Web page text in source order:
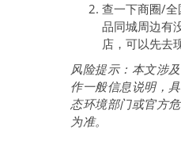
查一下商圈/
品同城周边有
店，可以先去
风险提示：本文涉
作一般信息说明，
态环境部门或官方
为准。